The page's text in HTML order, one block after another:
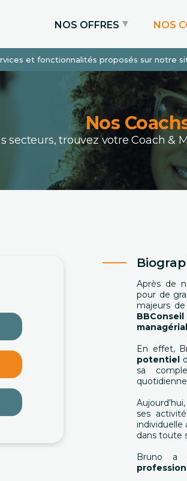
et fonctionnalités proposés sur notre
NOS OFFRES
Coaching Express
Coaching Admissions
Coaching Sur-mesure
NOS
Nos
secteurs, trouvez votre Coach &
Après de
pour de
majeurs
BBConseil
En effet,
potentiel
sa
Aujourd’hui,
ses
individuelle
dans toute
Bruno a